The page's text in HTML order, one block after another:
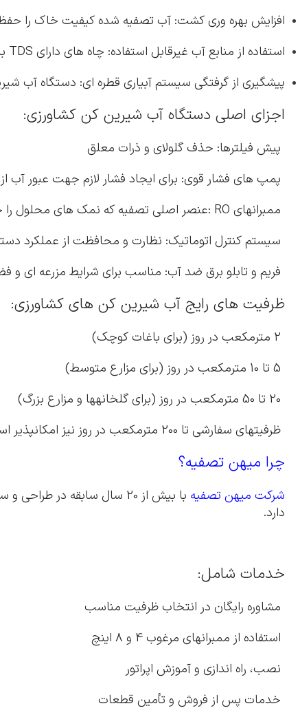
افزایش بهره وری کشت: آب تصفیه شده کیفیت خاک را
استفاده از منابع آب غیرقابل استفاده: چاه های دارای TDS بالا که قبلاً بلااستفاده بودند، اکنون قابل بهره برداری می شوند.
پیشگیری از گرفتگی سیستم آبیاری قطره ای: دستگاه آب
اجزای اصلی دستگاه آب شیرین کن کشاورزی:
پیش فیلترها: حذف گلولای و ذرات معلق
پمپ های فشار قوی: برای ایجاد فشار لازم جهت عبور آب
ممبرانهای RO :عنصر اصلی تصفیه که نمک های محلول را جدا می کند
سیستم کنترل اتوماتیک: نظارت و محافظت از عملکرد
فریم و تابلو برق ضد آب: مناسب برای شرایط مزرعه ای و
ظرفیت های رایج آب شیرین کن های کشاورزی:
ظرفیتهای سفارشی تا 200 مترمکعب در روز نیز امکانپذیر است.
چرا میهن تصفیه؟
شرکت میهن تصفیه
با بیش از 20 سال سابقه
دارد.
خدمات شامل:
مشاوره رایگان در انتخاب ظرفیت مناسب
استفاده از ممبرانهای مرغوب 4 و ۸ اینچ
نصب، راه اندازی و آموزش اپراتور
خدمات پس از فروش و تأمین قطعات